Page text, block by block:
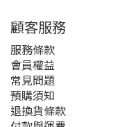
顧客服務
服務條款
會員權益
常見問題
預購須知
退換貨條款